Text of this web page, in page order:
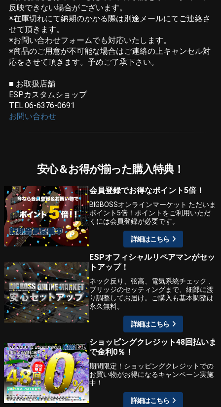
反映できない場合がございます。
※在庫切れにて納期のかかる際は別途メールにてご連絡さ
せて頂きます。
※お問い合わせフォームでも対応いたします。
※商品のご用意が不可能な場合はご連絡の上キャンセル対
応をさせて頂きます。予めご了承下さい。
■ お取扱店舗
ESPカスタムショップ
TEL:06-6376-0691
お問い合わせ
安心＆お得が揃った購入特典！
会員登録でお得なポイント5倍！
BIGBOSSオンラインマーケット ただいま
ポイント5倍！ポイントをご利用いただ
くには会員登録が必要です。
詳細はこちら
ESPオフィシャルリペアマンがセッ
トアップ！
ネック反り、弦高、電気系統チェック 、
ブリッジのセッティングまで、細部に渡
り調整してお届け。ご購入も基本調整は
永久無料。
詳細はこちら
ショッピングクレジット48回払いま
で金利0％！
期間限定！ショッピングクレジットでの
お買い物がお得になるキャンペーン実施
中！
詳細はこちら